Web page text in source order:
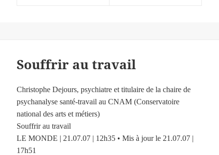
Souffrir au travail
Christophe Dejours, psychiatre et titulaire de la chaire de
psychanalyse santé-travail au CNAM (Conservatoire
national des arts et métiers)
Souffrir au travail
LE MONDE | 21.07.07 | 12h35 • Mis à jour le 21.07.07 |
17h51